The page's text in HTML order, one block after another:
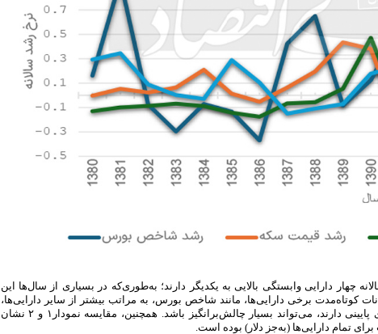
سالانه چهار دارایی وابستگی بالایی به یکدیگر دارند؛ به‌طوری‌‌که در بسیاری از سال‌ها این
کوتاه‌مدت برخی دارایی‌ها، مانند شاخص بورس، به ‌مراتب بیشتر از سایر دارایی‌ها،
مانند سکه بوده است. این میزان از نوسان برای افرادی که ریسک‌پذیری پایینی دارند، می‌تواند بسیار چالش‌برانگیز باشد. همچنین، مقایسه نمودار۱ و ۲ نشان
تمام دارایی‌ها (به‌جز دلار) بوده است.